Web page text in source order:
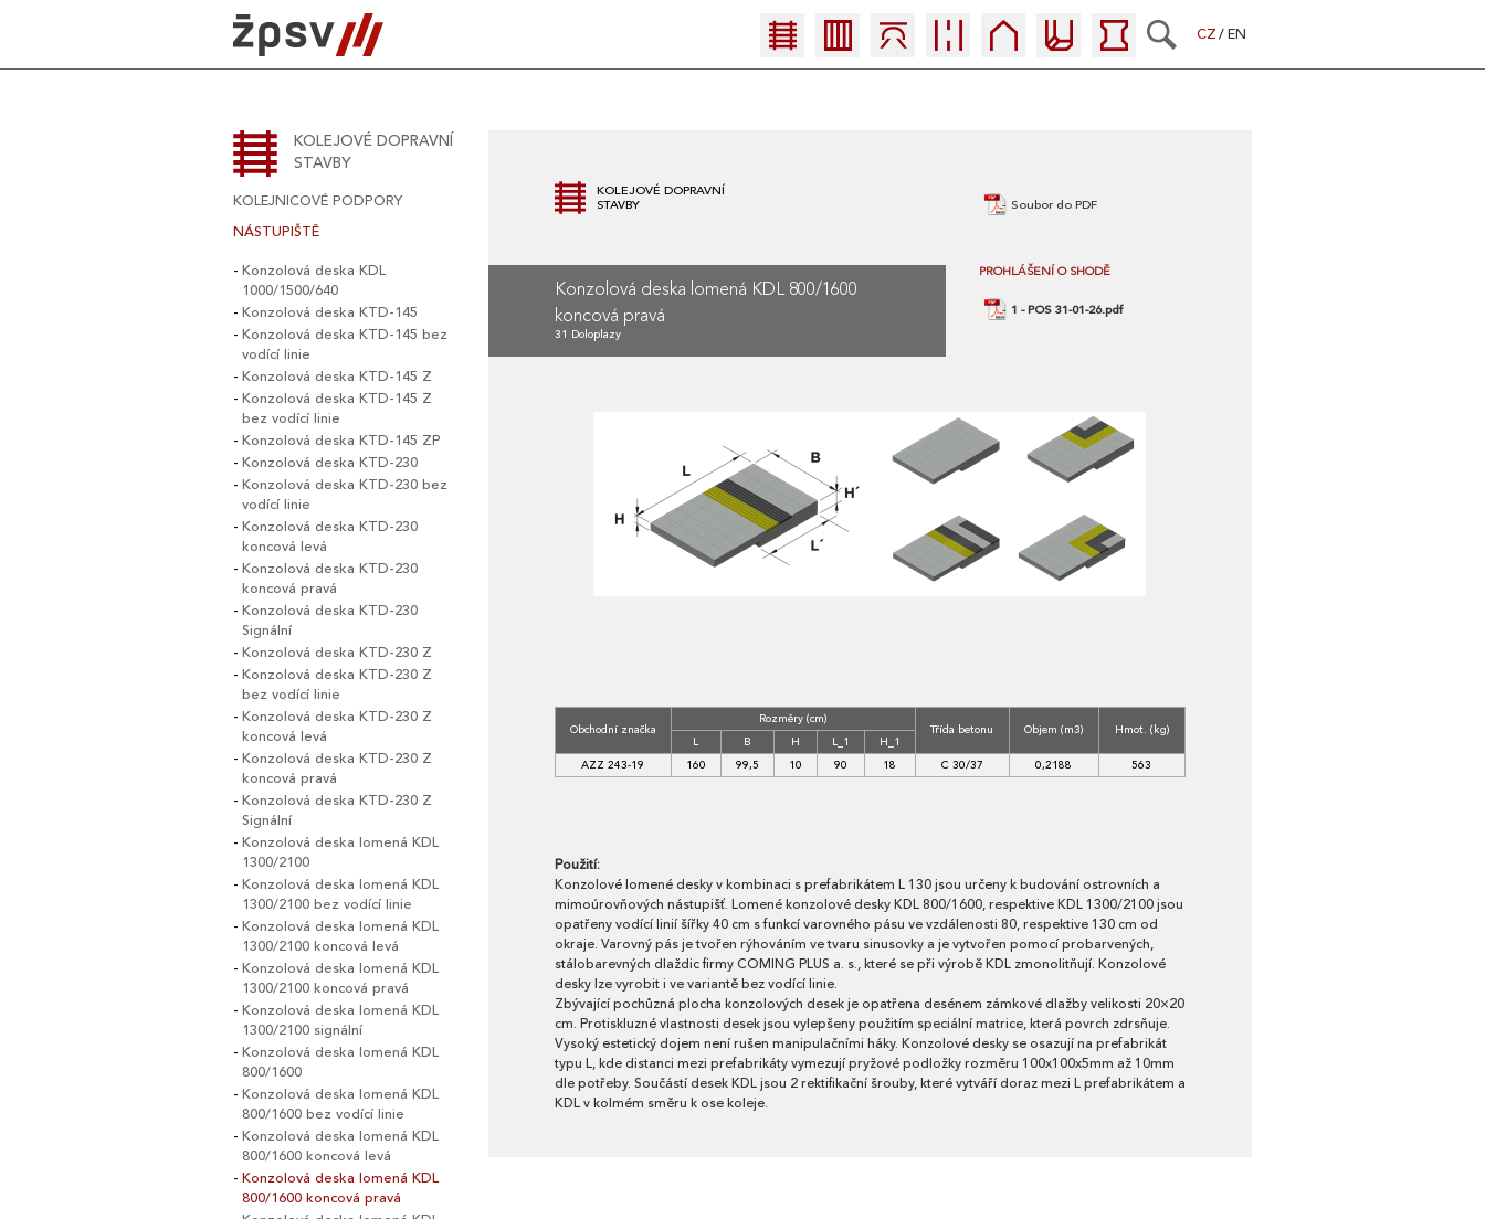
CZ EN
KOLEJOVÉ DOPRAVNÍ
STAVBY
KOLEJNICOVÉ PODPORY
NÁSTUPIŠTĚ
Konzolová deska KDL
1000/1500/640
Konzolová deska KTD-145
Konzolová deska KTD-145 bez
vodící linie
Konzolová deska KTD-145 Z
Konzolová deska KTD-145 Z
bez vodící linie
Konzolová deska KTD-145 ZP
Konzolová deska KTD-230
Konzolová deska KTD-230 bez
vodící linie
Konzolová deska KTD-230
koncová levá
Konzolová deska KTD-230
koncová pravá
Konzolová deska KTD-230
Signální
Konzolová deska KTD-230 Z
Konzolová deska KTD-230 Z
bez vodící linie
Konzolová deska KTD-230 Z
koncová levá
Konzolová deska KTD-230 Z
koncová pravá
Konzolová deska KTD-230 Z
Signální
Konzolová deska lomená KDL
1300/2100
Konzolová deska lomená KDL
1300/2100 bez vodící linie
Konzolová deska lomená KDL
1300/2100 koncová levá
Konzolová deska lomená KDL
1300/2100 koncová pravá
Konzolová deska lomená KDL
1300/2100 signální
Konzolová deska lomená KDL
800/1600
Konzolová deska lomená KDL
800/1600 bez vodící linie
Konzolová deska lomená KDL
800/1600 koncová levá
Konzolová deska lomená KDL
800/1600 koncová pravá
KOLEJOVÉ DOPRAVNÍ
STAVBY
Konzolová deska lomená KDL 800/1600
koncová pravá
31 Doloplazy
Soubor do PDF
PROHLÁŠENÍ O SHODĚ
1 - POS 31-01-26.pdf
Obchodní značka
Rozměry (cm)
Třída betonu Objem (m3)
Hmot. (kg)
L
B H L_1
H_1
AZZ 243-19
160 99,5 10 90 18 C 30/37 0,2188 563
Použití:
Konzolové lomené desky v kombinaci s prefabrikátem L 130 jsou určeny k budování ostrovních a
mimoúrovňových nástupišť. Lomené konzolové desky KDL 800/1600, respektive KDL 1300/2100 jsou
opatřeny vodící linií šířky 40 cm s funkcí varovného pásu ve vzdálenosti 80, respektive 130 cm od
okraje. Varovný pás je tvořen rýhováním ve tvaru sinusovky a je vytvořen pomocí probarvených,
stálobarevných dlaždic firmy COMING PLUS a. s., které se při výrobě KDL zmonolitňují. Konzolové
desky lze vyrobit i ve variantě bez vodící linie.
Zbývající pochůzná plocha konzolových desek je opatřena desénem zámkové dlažby velikosti 20×20
cm. Protiskluzné vlastnosti desek jsou vylepšeny použitím speciální matrice, která povrch zdrsňuje.
Vysoký estetický dojem není rušen manipulačními háky. Konzolové desky se osazují na prefabrikát
typu L, kde distanci mezi prefabrikáty vymezují pryžové podložky rozměru 100x100x5mm až 10mm
dle potřeby. Součástí desek KDL jsou 2 rektifikační šrouby, které vytváří doraz mezi L prefabrikátem a
KDL v kolmém směru k ose koleje.